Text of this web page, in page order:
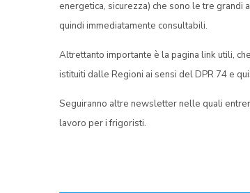
energetica, sicurezza) che sono le tre
quindi immediatamente consultabili.
Altrettanto importante è la pagina link utili,
istituiti dalle Regioni ai sensi del DPR 74 e
Seguiranno altre newsletter nelle quali
lavoro per i frigoristi.